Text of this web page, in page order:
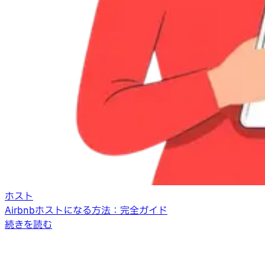
ホスト
Airbnbホストになる方法：完全ガイド
続きを読む